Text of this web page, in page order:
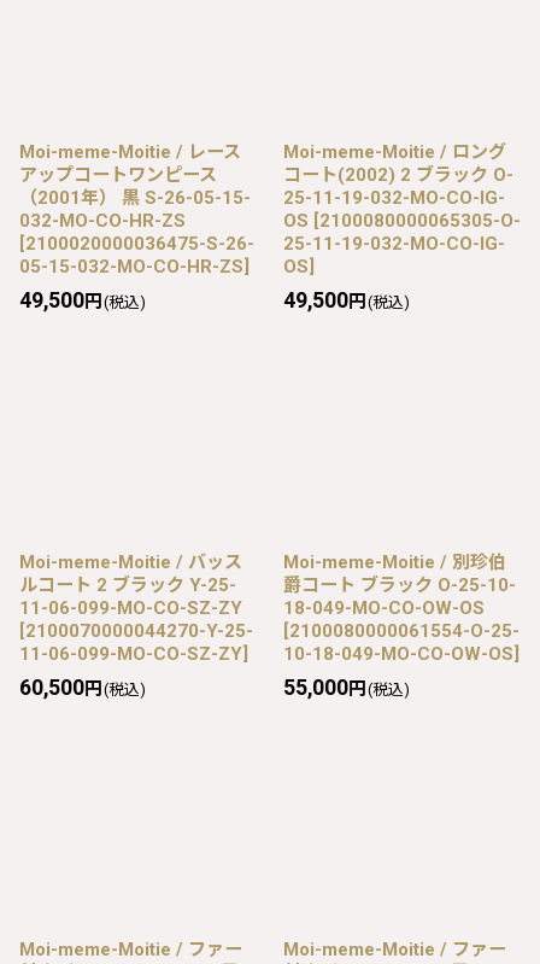
Moi-meme-Moitie / レース
アップコートワンピース
（2001年） 黒 S-26-05-15-
032-MO-CO-HR-ZS
[2100020000036475-S-26-
05-15-032-MO-CO-HR-ZS]
49,500円 (税込)
Moi-meme-Moitie / ロング
コート(2002) 2 ブラック O-
25-11-19-032-MO-CO-IG-
OS [2100080000065305-O-
25-11-19-032-MO-CO-IG-
OS]
49,500円 (税込)
Moi-meme-Moitie / バッス
ルコート 2 ブラック Y-25-
11-06-099-MO-CO-SZ-ZY
[2100070000044270-Y-25-
11-06-099-MO-CO-SZ-ZY]
60,500円 (税込)
Moi-meme-Moitie / 別珍伯
爵コート ブラック O-25-10-
18-049-MO-CO-OW-OS
[2100080000061554-O-25-
10-18-049-MO-CO-OW-OS]
55,000円 (税込)
Moi-meme-Moitie / ファー
Moi-meme-Moitie / ファー